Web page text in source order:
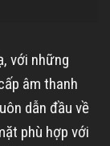
với những
âm thanh
dẫn đầu về
phù hợp với